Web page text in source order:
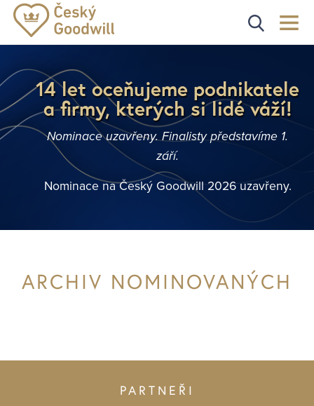
14 let oceňujeme podnikatele
a firmy, kterých si lidé váží!
Nominace uzavřeny. Finalisty představíme 1.
září.
Nominace na Český Goodwill 2026 uzavřeny.
ARCHIV NOMINOVANÝCH
PARTNEŘI